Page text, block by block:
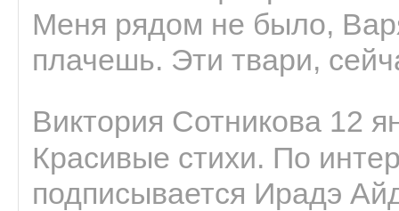
Меня рядом не было,
плачешь. Эти твари,
Виктория Сотникова 12
Красивые стихи. По
подписывается Ирадэ